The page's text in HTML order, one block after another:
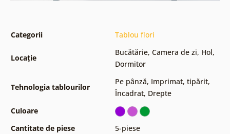
Categorii Tablou flori
Locație
Bucătărie, Camera de zi, Hol,
Dormitor
Tehnologia tablourilor
Pe pânză, Imprimat, tipărit,
Încadrat, Drepte
Culoare
Cantitate de piese
5-piese